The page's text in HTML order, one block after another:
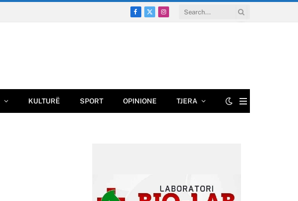
Facebook
X
Instagram
KULTURË SPORT OPINIONE TJERA